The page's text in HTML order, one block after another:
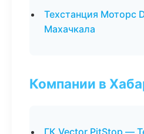
Техстанция Моторс
Махачкала
Компании в
ГК Vector PitStop —